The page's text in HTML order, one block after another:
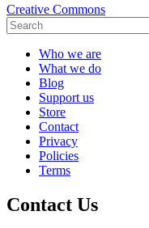
Creative Commons
Who we are
What we do
Blog
Support us
Store
Contact
Privacy
Policies
Terms
Contact Us